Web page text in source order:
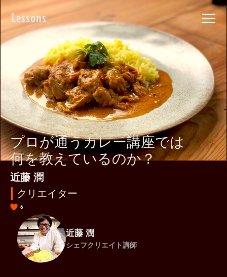
Lessons
プロが通うカレー講座では
何を教えているのか？
近藤 潤
6
クリエイター
近藤 潤
シェフクリエイト講師